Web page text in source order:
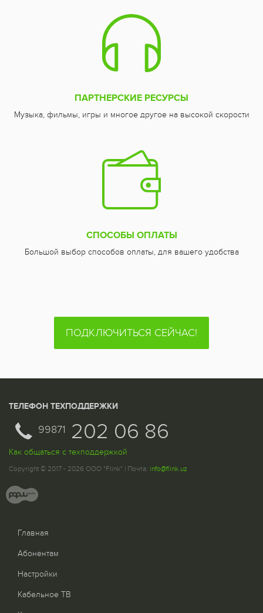
ПАРТНЕРСКИЕ РЕСУРСЫ
Музыка, фильмы, игры и многое другое на высокой скорости
СПОСОБЫ ОПЛАТЫ
Большой выбор способов оплаты, для вашего удобства
ПОДКЛЮЧИТЬСЯ СЕЙЧАС!
ТЕЛЕФОН ТЕХПОДДЕРЖКИ
99871 202 06 86
Как общаться с техподдержкой
Copyright © 2017 - 2026 ООО "Flink" | Почта: info@flink.uz
Главная
Абонентам
Настройки
Кабельное ТВ